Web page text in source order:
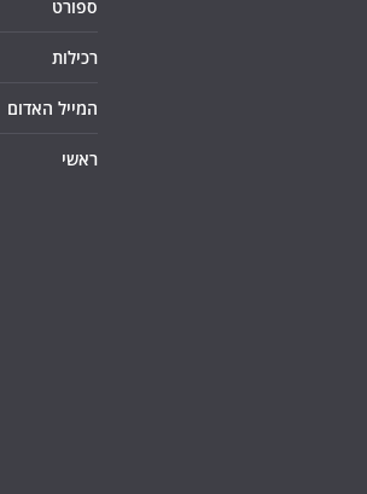
ספורט
רכילות
המייל האדום
ראשי